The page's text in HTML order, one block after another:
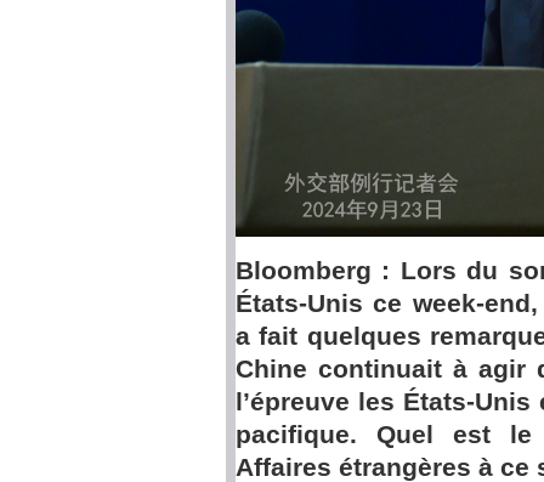
Bloomberg : Lors du
États-Unis ce week-
a fait quelques
Chine continuait à agir
l’épreuve les États-
pacifique. Quel est le
Affaires étrangères à ce